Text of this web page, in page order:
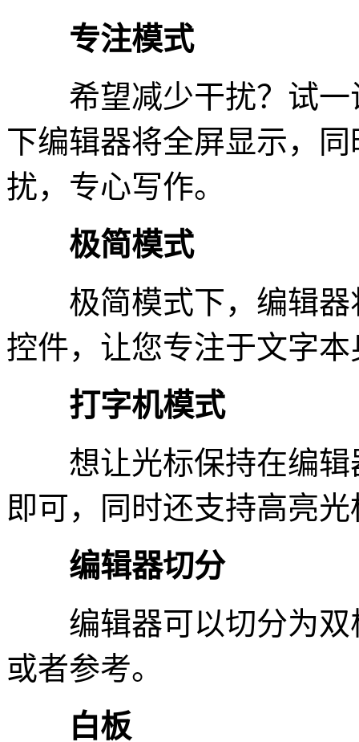
专注模式
希望减少干扰？试一
下编辑器将全屏显示，
扰，专心写作。
极简模式
极简模式下，编辑器
控件，让您专注于文字本
打字机模式
想让光标保持在编辑
即可，同时还支持高亮
编辑器切分
编辑器可以切分为双
或者参考。
白板